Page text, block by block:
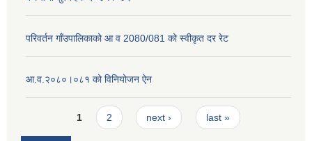
परिवर्तन गाँउपालिकाको आ व 2080/081 को स्वीकृत दर रेट
आ.व.२०८०।०८१ को विनियोजन ऐन
Pages1 2 next › last »